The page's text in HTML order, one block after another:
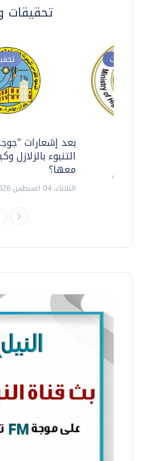
تحقيقات
بعد إشعارات
التنبوء بالزلازل
معها؟
الثلاثاء، 04 اغسطس 2026 04:04 م
وحوارات